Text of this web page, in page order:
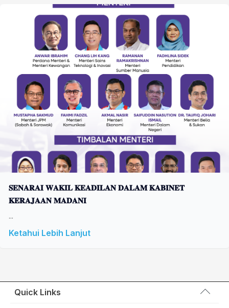
𝐒𝐄𝐍𝐀𝐑𝐀𝐈 𝐖𝐀𝐊𝐈𝐋 𝐊𝐄𝐀𝐃𝐈𝐋𝐀𝐍 𝐃𝐀𝐋𝐀𝐌 𝐊𝐀𝐁𝐈𝐍𝐄𝐓
𝐊𝐄𝐑𝐀𝐉𝐀𝐀𝐍 𝐌𝐀𝐃𝐀𝐍𝐈
...
Ketahui Lebih Lanjut
Quick Links